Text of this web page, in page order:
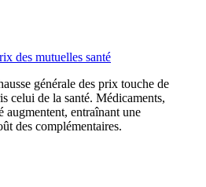
des mutuelles santé
générale des prix touche de
celui de la santé. Médicaments,
augmentent, entraînant une
des complémentaires.